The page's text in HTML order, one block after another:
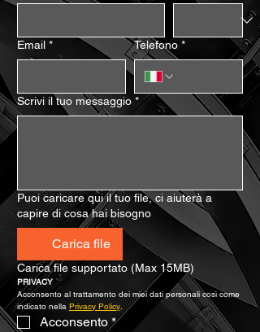
Email * Telefono *
Scrivi il tuo messaggio *
Puoi caricare qui il tuo file, ci aiuterà a
capire di cosa hai bisogno
Carica file
Carica file supportato (Max 15MB)
PRIVACY
Acconsento al trattamento dei miei dati personali così come
indicato nella Privacy Policy.
Acconsento *